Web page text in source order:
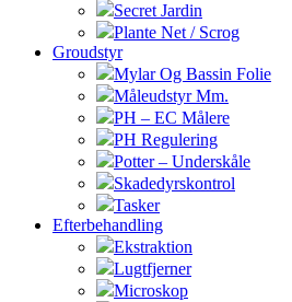
Secret Jardin
Plante Net / Scrog
Groudstyr
Mylar Og Bassin Folie
Måleudstyr Mm.
PH – EC Målere
PH Regulering
Potter – Underskåle
Skadedyrskontrol
Tasker
Efterbehandling
Ekstraktion
Lugtfjerner
Microskop